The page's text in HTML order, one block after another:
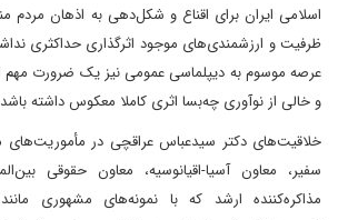
اسلامی ایران برای اقناع و شکل‌دهی به اذهان مردم
ظرفیت و ارزشمندی‌های موجود اثرگذاری حداکثری
عرصه موسوم به دیپلماسی عمومی نیز یک ضرورت
و خالی از نوآوری چه‌بسا اثری کاملا معکوس داشته
خلاقیت‌های دکتر سیدعباس عراقچی در مأموریت‌های
سفیر، معاون آسیا-اقیانوسیه، معاون حقوقی
مذاکره‌کننده ارشد که با نمونه‌های مشهوری